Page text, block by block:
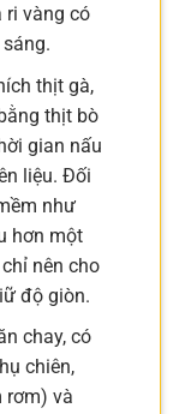
ri vàng có
thịt gà,
thịt bò
gian nấu
liệu. Đối
như
hơn một
nên cho
độ giòn.
chay, có
chiên,
rơm) và